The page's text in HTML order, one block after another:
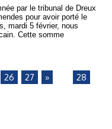
par le tribunal de Dreux
pour avoir porté le
mardi 5 février, nous
Cette somme
26 27 » 28